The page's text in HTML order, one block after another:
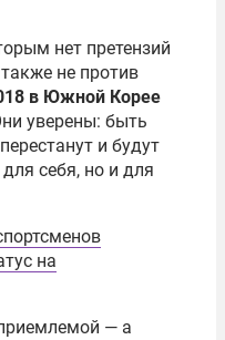
нет претензий
не против
в Южной Корее
уверены: быть
и будут
себя, но и для
на
— а